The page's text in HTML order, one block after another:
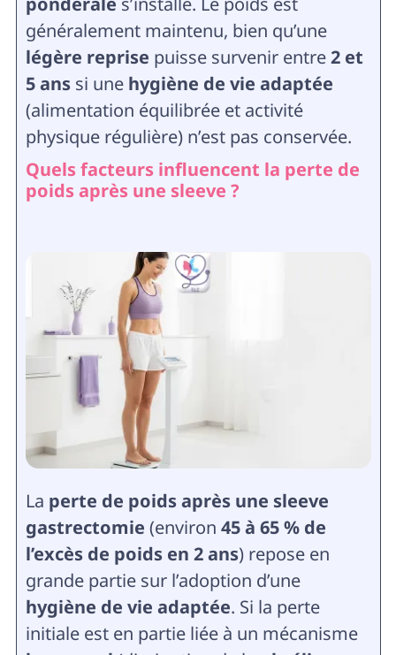
généralement maintenu, bien qu’une
légère reprise puisse survenir entre2 et
5 anssi une hygiène de vie adaptée
(alimentation équilibrée et activité
physique régulière) n’est pas conservée.
Quels facteurs influencent la perte de
poids après une sleeve ?
La perte de poids après une sleeve
gastrectomie (environ 45 à 65 % de
l’excès de poids en 2 ans) repose en
grande partie sur l’adoption d’une
hygiène de vie adaptée. Si la perte
initiale est en partie liée à un mécanisme